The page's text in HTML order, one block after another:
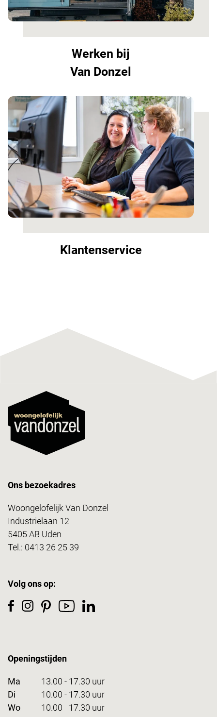
Werken bij
Van Donzel
Klantenservice
Ons bezoekadres
Woongelofelijk Van Donzel
Industrielaan 12
5405 AB Uden
Tel.: 0413 26 25 39
Volg ons op:
Openingstijden
Ma
13.00 - 17.30 uur
Di
10.00 - 17.30 uur
Wo
10.00 - 17.30 uur